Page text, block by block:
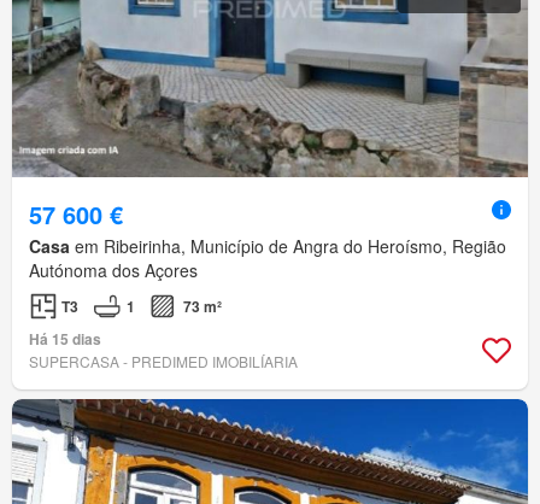
57 600 €
Casa em Ribeirinha, Município de Angra do Heroísmo, Região
Autónoma dos Açores
T3 1
73 m²
Há 15 dias
SUPERCASA - PREDIMED IMOBILÍARIA